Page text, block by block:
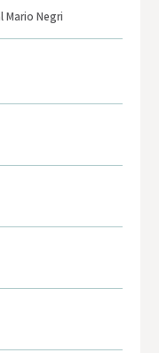
Mario Negri